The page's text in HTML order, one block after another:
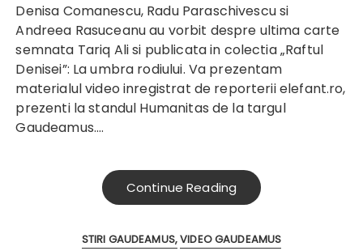
Denisa Comanescu, Radu Paraschivescu si
Andreea Rasuceanu au vorbit despre ultima carte
semnata Tariq Ali si publicata in colectia „Raftul
Denisei”: La umbra rodiului. Va prezentam
materialul video inregistrat de reporterii elefant.ro,
prezenti la standul Humanitas de la targul
Gaudeamus.…
Continue Reading
STIRI GAUDEAMUS VIDEO GAUDEAMUS